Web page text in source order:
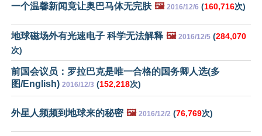
一个温馨新闻竟让奥巴马体无完肤 🖼️ 2016/12/6 (160,716次)
地球磁场外有光速电子 科学无法解释 🖼️ 2016/12/5 (284,070
次)
前国会议员：罗拉巴克是唯一合格的国务卿人选(多
图/English) 2016/12/3 (152,218次)
外星人频频到地球来的秘密 🖼️ 2016/12/2 (76,769次)